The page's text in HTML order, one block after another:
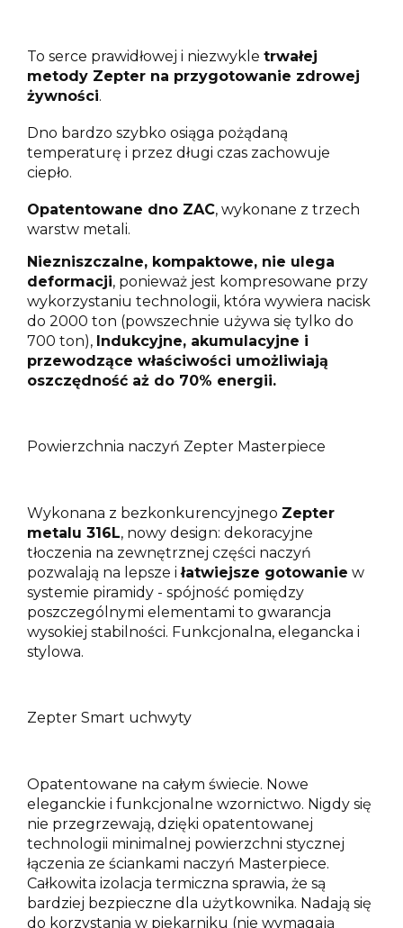
To serce prawidłowej i niezwykle trwałej
metody Zepter na przygotowanie zdrowej
żywności.
Dno bardzo szybko osiąga pożądaną
temperaturę i przez długi czas zachowuje
ciepło.
Opatentowane dno ZAC, wykonane z trzech
warstw metali.
Niezniszczalne, kompaktowe, nie ulega
deformacji, ponieważ jest kompresowane przy
wykorzystaniu technologii, która wywiera nacisk
do 2000 ton (powszechnie używa się tylko do
700 ton), Indukcyjne, akumulacyjne i
przewodzące właściwości umożliwiają
oszczędność aż do 70% energii.
Powierzchnia naczyń Zepter Masterpiece
Wykonana z bezkonkurencyjnego Zepter
metalu 316L, nowy design: dekoracyjne
tłoczenia na zewnętrznej części naczyń
pozwalają na lepsze iłatwiejsze gotowanie w
systemie piramidy - spójność pomiędzy
poszczególnymi elementami to gwarancja
wysokiej stabilności. Funkcjonalna, elegancka i
stylowa.
Zepter Smart uchwyty
Opatentowane na całym świecie. Nowe
eleganckie i funkcjonalne wzornictwo. Nigdy się
nie przegrzewają, dzięki opatentowanej
technologii minimalnej powierzchni stycznej
łączenia ze ściankami naczyń Masterpiece.
Całkowita izolacja termiczna sprawia, że są
bardziej bezpieczne dla użytkownika. Nadają się
do korzystania w piekarniku (nie wymagają